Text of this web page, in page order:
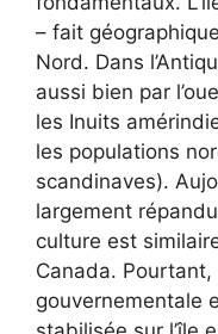
– fait
Nord. Dans
aussi bien par
les Inuits
les populations
scandinaves).
largement
culture est
Canada.
gouvernementale